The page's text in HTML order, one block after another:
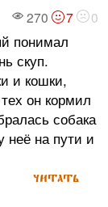
270 7 0
понимал
скуп.
и кошки,
он кормил
собака
неё на пути и
читать